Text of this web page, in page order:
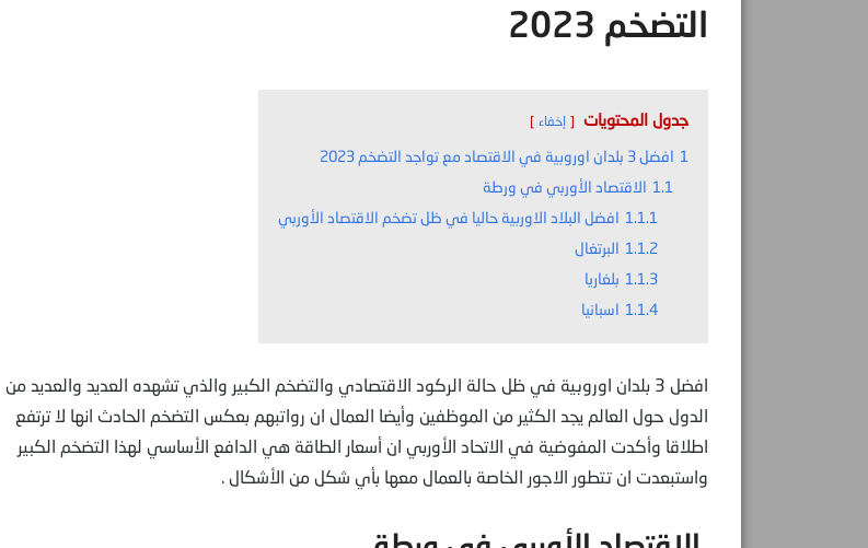
التضخم 2023
جدول المحتويات إخفاء
1 افضل 3 بلدان اوروبية في الاقتصاد مع تواجد التضخم 2023
1.1 الاقتصاد الأوربي في ورطة
1.1.1 افضل البلاد الاوربية حاليا في ظل تضخم الاقتصاد الأوربي
1.1.2 البرتغال
1.1.3 بلغاريا
1.1.4 اسبانيا
افضل 3 بلدان اوروبية في ظل حالة الركود الاقتصادي والتضخم الكبير والذي تشهده العديد والعديد من
الدول حول العالم يجد الكثير من الموظفين وأيضا العمال ان رواتبهم بعكس التضخم الحادث انها لا ترتفع
اطلاقا وأكدت المفوضية في الاتحاد الأوربي ان أسعار الطاقة هي الدافع الأساسي لهذا التضخم الكبير
واستبعدت ان تتطور الاجور الخاصة بالعمال معها بأي شكل من الأشكال .